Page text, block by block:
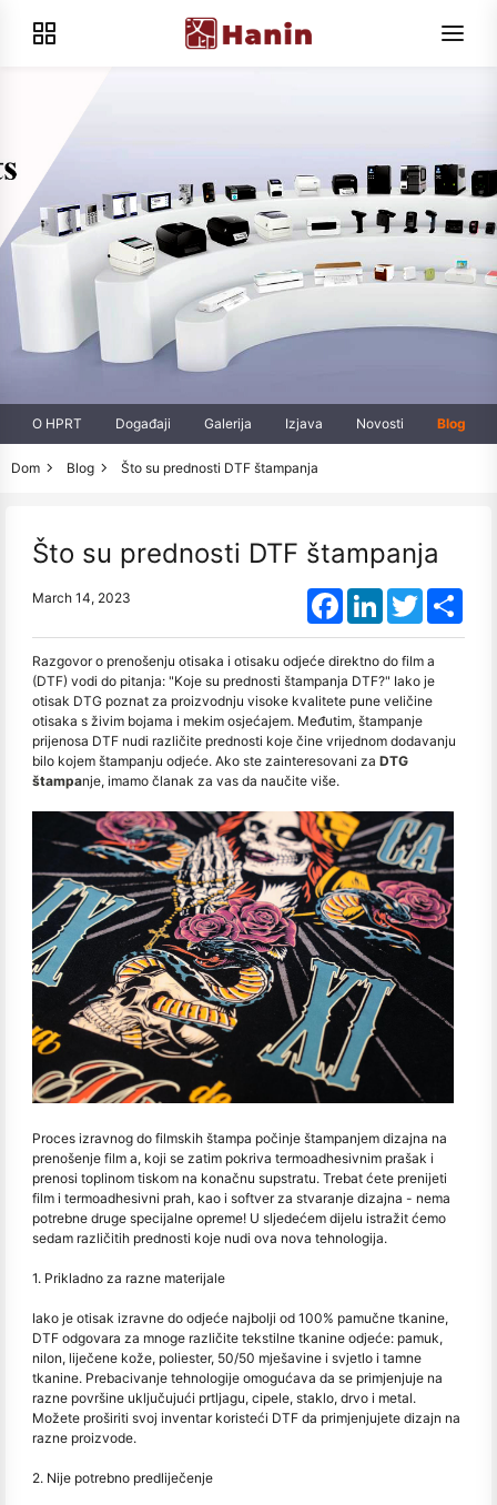
O HPRT Događaji Galerija Izjava Novosti Blog
Dom Blog Što su prednosti DTF štampanja
Što su prednosti DTF štampanja
March 14, 2023 FacebookLinkedInTwitter
Razgovor o prenošenju otisaka i otisaku odjeće direktno do film a
(DTF) vodi do pitanja: "Koje su prednosti štampanja DTF?" Iako je
otisak DTG poznat za proizvodnju visoke kvalitete pune veličine
otisaka s živim bojama i mekim osjećajem. Međutim, štampanje
prijenosa DTF nudi različite prednosti koje čine vrijednom dodavanju
bilo kojem štampanju odjeće. Ako ste zainteresovani za DTG
štampanje, imamo članak za vas da naučite više.
Proces izravnog do filmskih štampa počinje štampanjem dizajna na
prenošenje film a, koji se zatim pokriva termoadhesivnim prašak i
prenosi toplinom tiskom na konačnu supstratu. Trebat ćete prenijeti
film i termoadhesivni prah, kao i softver za stvaranje dizajna - nema
potrebne druge specijalne opreme! U sljedećem dijelu istražit ćemo
sedam različitih prednosti koje nudi ova nova tehnologija.
1. Prikladno za razne materijale
Iako je otisak izravne do odjeće najbolji od 100% pamučne tkanine,
DTF odgovara za mnoge različite tekstilne tkanine odjeće: pamuk,
nilon, liječene kože, poliester, 50/50 mješavine i svjetlo i tamne
tkanine. Prebacivanje tehnologije omogućava da se primjenjuje na
razne površine uključujući prtljagu, cipele, staklo, drvo i metal.
Možete proširiti svoj inventar koristeći DTF da primjenjujete dizajn na
razne proizvode.
2. Nije potrebno predliječenje